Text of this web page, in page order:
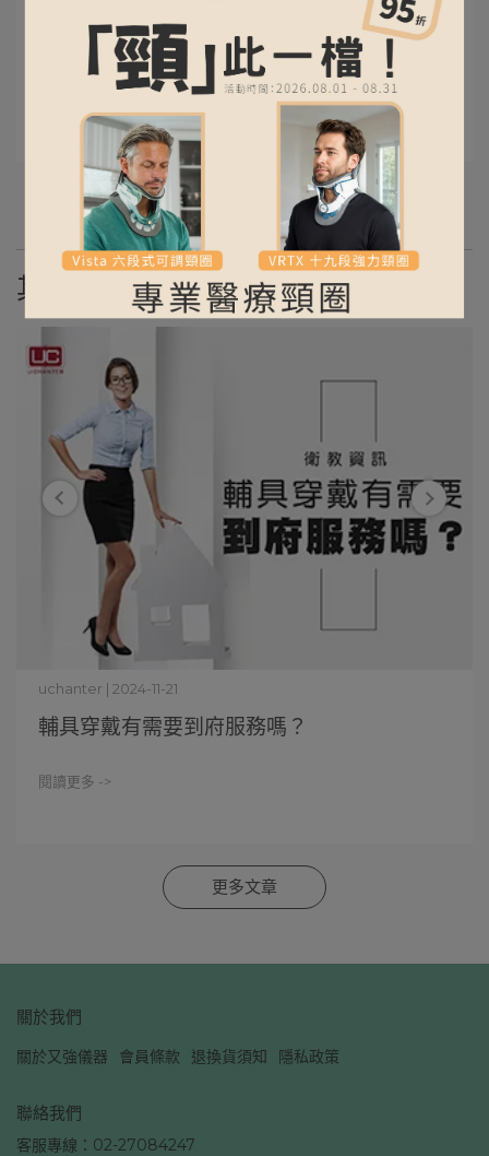
新舊款Horizon，差別在哪呢？
其他
uchanter | 2024-11-21
輔具穿戴有需要到府服務嗎？
閱讀更多 ->
更多文章
關於我們
關於又強儀器 會員條款 退換貨須知 隱私政策
聯絡我們
客服專線：02-27084247